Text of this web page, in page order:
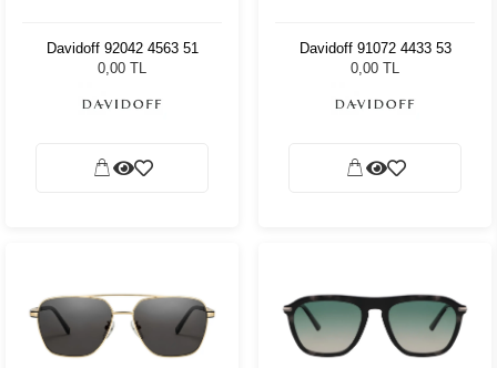
Davidoff 92042 4563 51
0,00 TL
Davidoff 91072 4433 53
0,00 TL